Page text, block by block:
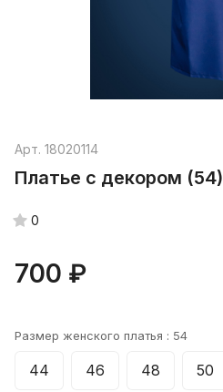
Арт. 18020114
Платье с декором (54)
0
700 ₽
Размер женского платья : 54
44 46 48 50